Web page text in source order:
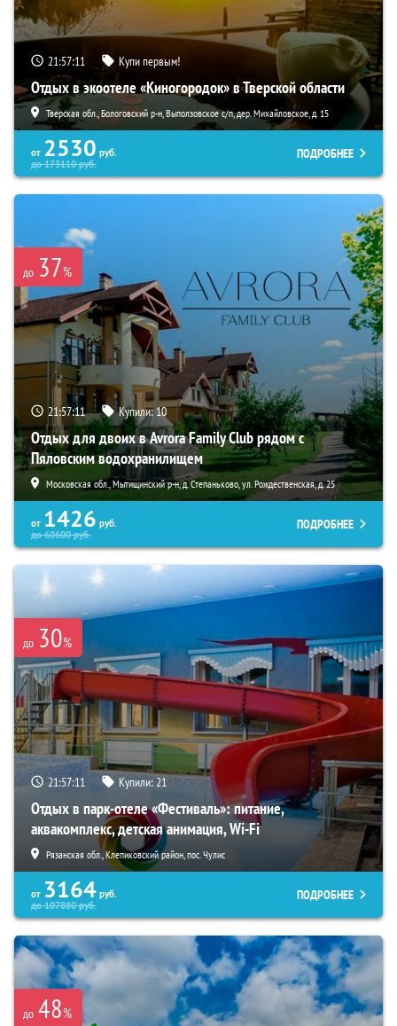
21:57:10 Купи первым!
Отдых в экоотеле «Киногородок» в Тверской области
Тверская обл., Бологовский р-н, Выползовское с/п, дер. Михайловское, д. 15
от 2530 руб.
до173110руб.
ПОДРОБНЕЕ
до 37%
21:57:10 Купили:10
Отдых для двоих в Avrora Family Club рядом с
Пяловским водохранилищем
Московская обл., Мытищинский р-н, д. Степаньково, ул. Рождественская, д. 25
от 1426 руб.
до60600руб.
ПОДРОБНЕЕ
до 30%
21:57:10 Купили:21
Отдых в парк-отеле «Фестиваль»: питание,
аквакомплекс, детская анимация, Wi-Fi
Рязанская обл., Клепиковский район, пос. Чулис
от 3164 руб.
до107880руб.
ПОДРОБНЕЕ
до 48%